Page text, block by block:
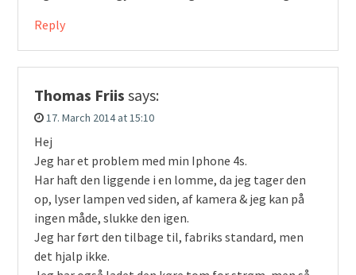
Reply
Thomas Friis says:
17. March 2014 at 15:10
Hej
Jeg har et problem med min Iphone 4s.
Har haft den liggende i en lomme, da jeg tager den
op, lyser lampen ved siden, af kamera & jeg kan på
ingen måde, slukke den igen.
Jeg har ført den tilbage til, fabriks standard, men
det hjalp ikke.